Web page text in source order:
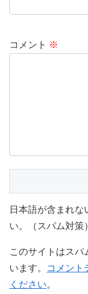
コメント ※
日本語が含まれな
い。（スパム対策）
このサイトはスパ
います。
コメント
ください。